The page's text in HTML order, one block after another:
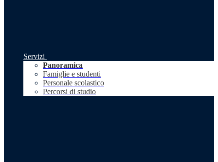
Servizi
Panoramica
Famiglie e studenti
Personale scolastico
Percorsi di studio